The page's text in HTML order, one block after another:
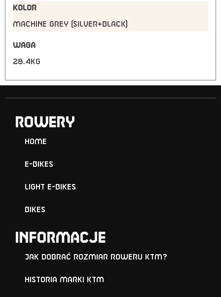
KOLOR
MACHINE GREY (SILVER+BLACK)
WAGA
28.4kg
ROWERY
Home
E-Bikes
Light E-Bikes
Bikes
Informacje
Jak dobrać rozmiar roweru KTM?
Historia marki KTM